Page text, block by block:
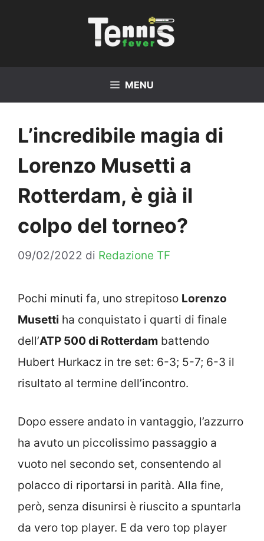
MENU
L’incredibile magia di
Lorenzo Musetti a
Rotterdam, è già il
colpo del torneo?
09/02/2022 di Redazione TF
Pochi minuti fa, uno strepitoso Lorenzo
Musetti ha conquistato i quarti di finale
dell’ATP 500 di Rotterdam battendo
Hubert Hurkacz in tre set: 6-3; 5-7; 6-3 il
risultato al termine dell’incontro.
Dopo essere andato in vantaggio, l’azzurro
ha avuto un piccolissimo passaggio a
vuoto nel secondo set, consentendo al
polacco di riportarsi in parità. Alla fine,
però, senza disunirsi è riuscito a spuntarla
da vero top player. E da vero top player